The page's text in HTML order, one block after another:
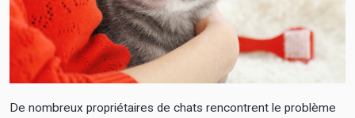
De nombreux propriétaires de chats rencontrent le problème